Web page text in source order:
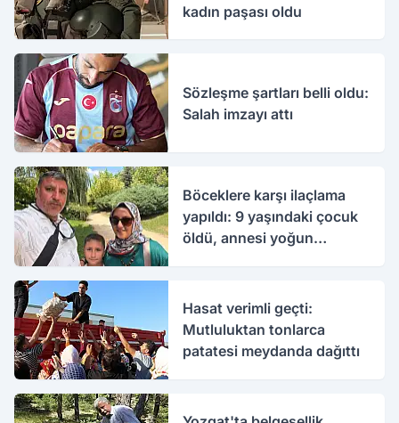
kadın paşası oldu
Sözleşme şartları belli oldu:
Salah imzayı attı
Böceklere karşı ilaçlama
yapıldı: 9 yaşındaki çocuk
öldü, annesi yoğun
Hasat verimli geçti:
Mutluluktan tonlarca
patatesi meydanda dağıttı